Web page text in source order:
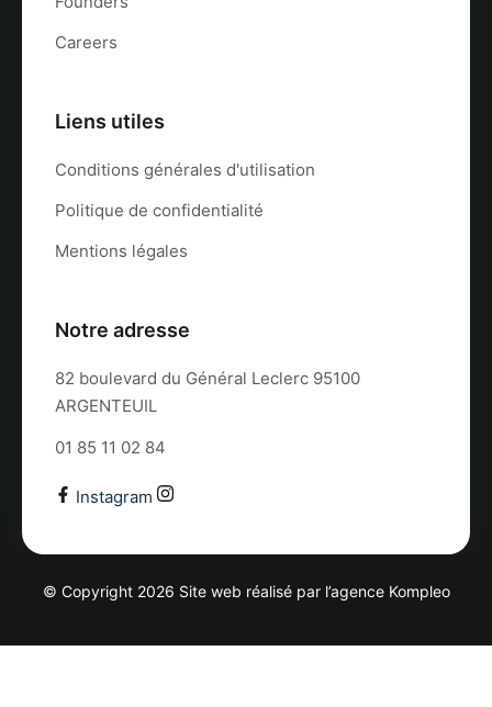
Careers
Liens utiles
Conditions générales d'utilisation
Politique de confidentialité
Mentions légales
Notre adresse
82 boulevard du Général Leclerc 95100
ARGENTEUIL
01 85 11 02 84
Instagram
© Copyright 2026 Site web réalisé par l’agence Kompleo